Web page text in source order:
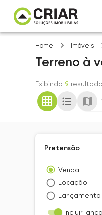
Home Imóveis
Terreno à
Exibindo 9
Pretensão
Venda
Locação
Lançamento
Incluir